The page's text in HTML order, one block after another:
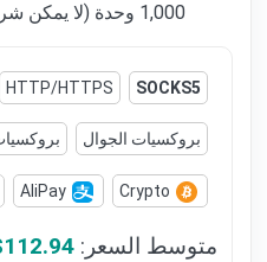
1,000 وحدة (لا يمكن شراؤها فرديًا)
SOCKS5
HTTP/HTTPS
بروكسيات الجوال
Crypto
AliPay
متوسط السعر: